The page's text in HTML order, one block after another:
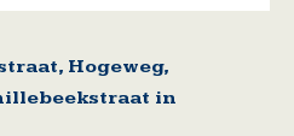
Hogeweg,
in